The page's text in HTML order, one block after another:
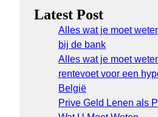
Latest Post
Alles wat je moet
bij de bank
Alles wat je moet
rentevoet voor een
België
Prive Geld Lenen als